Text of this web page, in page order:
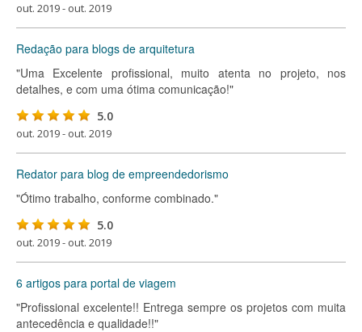
out. 2019 - out. 2019
Redação para blogs de arquitetura
"Uma Excelente profissional, muito atenta no projeto, nos
detalhes, e com uma ótima comunicação!"
5.0
out. 2019 - out. 2019
Redator para blog de empreendedorismo
"Ótimo trabalho, conforme combinado."
5.0
out. 2019 - out. 2019
6 artigos para portal de viagem
"Profissional excelente!! Entrega sempre os projetos com muita
antecedência e qualidade!!"